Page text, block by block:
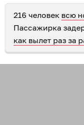
216 человек всю
Пассажирка
как вылет раз за